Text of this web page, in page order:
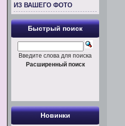
ИЗ ВАШЕГО ФОТО
Быстрый поиск
Введите слова для поиска
Расширенный поиск
Новинки